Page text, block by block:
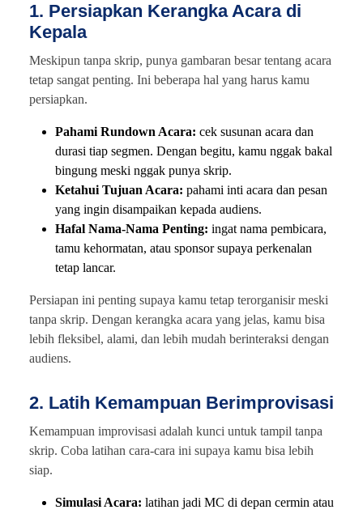
1. Persiapkan Kerangka Acara di
Kepala
Meskipun tanpa skrip, punya gambaran besar tentang acara
tetap sangat penting. Ini beberapa hal yang harus kamu
persiapkan.
Pahami Rundown Acara: cek susunan acara dan
durasi tiap segmen. Dengan begitu, kamu nggak bakal
bingung meski nggak punya skrip.
Ketahui Tujuan Acara: pahami inti acara dan pesan
yang ingin disampaikan kepada audiens.
Hafal Nama-Nama Penting: ingat nama pembicara,
tamu kehormatan, atau sponsor supaya perkenalan
tetap lancar.
Persiapan ini penting supaya kamu tetap terorganisir meski
tanpa skrip. Dengan kerangka acara yang jelas, kamu bisa
lebih fleksibel, alami, dan lebih mudah berinteraksi dengan
audiens.
2. Latih Kemampuan Berimprovisasi
Kemampuan improvisasi adalah kunci untuk tampil tanpa
skrip. Coba latihan cara-cara ini supaya kamu bisa lebih
siap.
Simulasi Acara: latihan jadi MC di depan cermin atau